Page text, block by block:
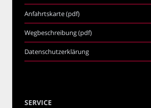
Anfahrtskarte (pdf)
Wegbeschreibung (pdf)
Datenschutzerklärung
SERVICE